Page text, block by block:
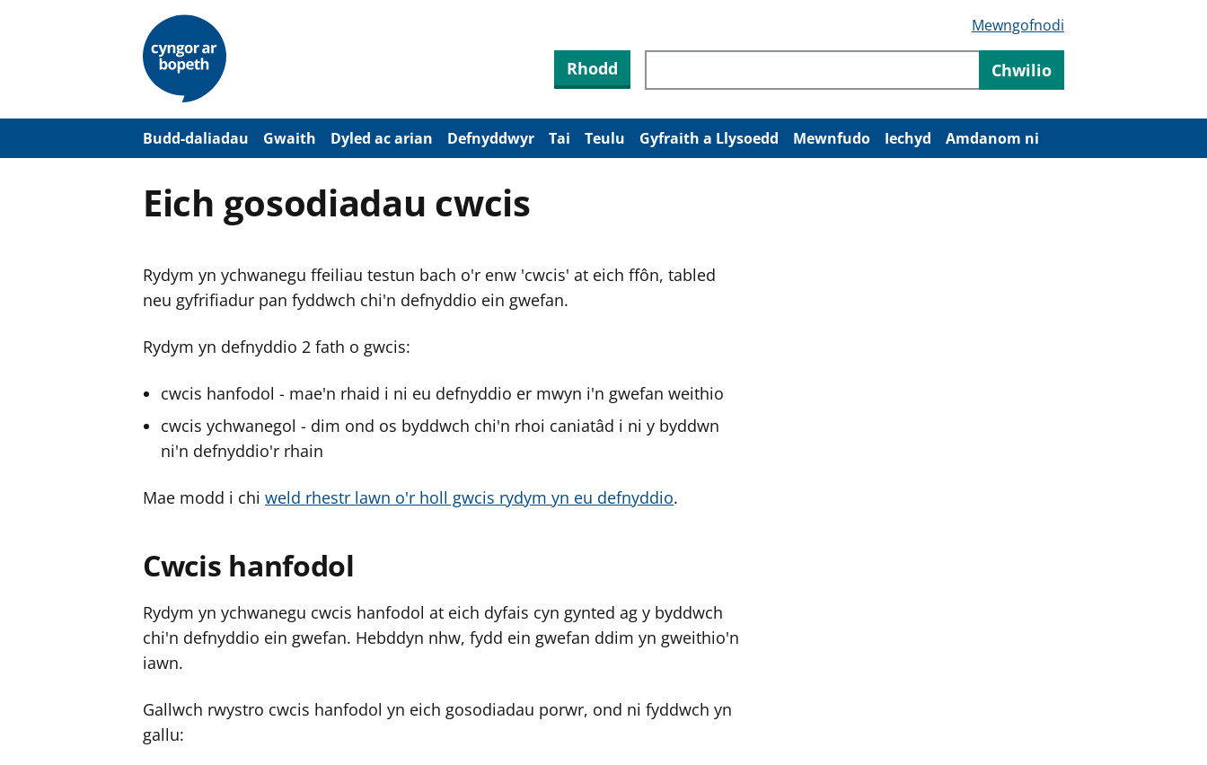
i
Mewngofnodi
Rhodd Chwilio
Budd-daliadau Gwaith Dyled ac arian Defnyddwyr Tai Teulu Gyfraith a Llysoedd Mewnfudo Iechyd Amdanom ni
Eich gosodiadau cwcis
Rydym yn ychwanegu ffeiliau testun bach o'r enw 'cwcis' at eich ffôn, tabled
neu gyfrifiadur pan fyddwch chi'n defnyddio ein gwefan.
Rydym yn defnyddio 2 fath o gwcis:
cwcis hanfodol - mae'n rhaid i ni eu defnyddio er mwyn i'n gwefan weithio
cwcis ychwanegol - dim ond os byddwch chi'n rhoi caniatâd i ni y byddwn
ni'n defnyddio'r rhain
Mae modd i chi weld rhestr lawn o'r holl gwcis rydym yn eu defnyddio.
Cwcis hanfodol
Rydym yn ychwanegu cwcis hanfodol at eich dyfais cyn gynted ag y byddwch
chi'n defnyddio ein gwefan. Hebddyn nhw, fydd ein gwefan ddim yn gweithio'n
iawn.
Gallwch rwystro cwcis hanfodol yn eich gosodiadau porwr, ond ni fyddwch yn
gallu: